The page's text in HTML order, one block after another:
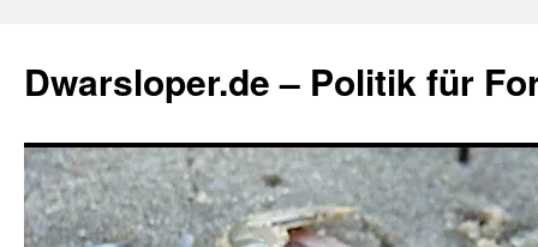
springen
Dwarsloper.de – Politik für